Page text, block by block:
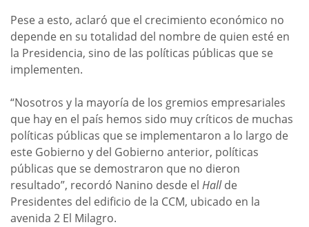
Pese a esto, aclaró que el crecimiento económico no
depende en su totalidad del nombre de quien esté en
la Presidencia, sino de las políticas públicas que se
implementen.
“Nosotros y la mayoría de los gremios empresariales
que hay en el país hemos sido muy críticos de muchas
políticas públicas que se implementaron a lo largo de
este Gobierno y del Gobierno anterior, políticas
públicas que se demostraron que no dieron
resultado”, recordó Nanino desde el Hallde
Presidentes del edificio de la CCM, ubicado en la
avenida 2 El Milagro.